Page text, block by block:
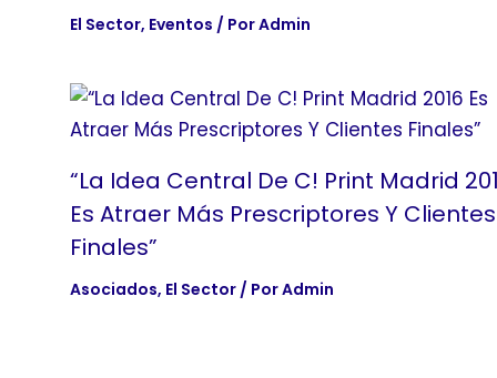
El Sector, Eventos / PorAdmin
“La Idea Central De C! Print Madrid
Es Atraer Más Prescriptores Y Clientes
Finales”
Asociados, El Sector/ PorAdmin